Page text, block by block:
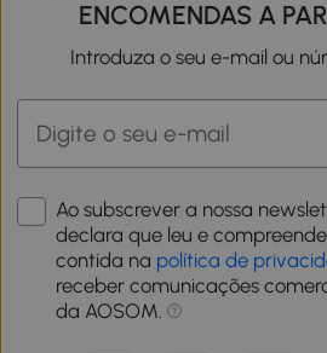
ENCOMENDAS A
Introduza o seu e-mail ou
Ao subscrever a nossa
declara que leu e
contida na política de
receber comunicações
da AOSOM.